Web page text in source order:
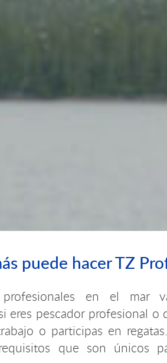
puede hacer TZ
en el mar
eres pescador profesional o
o participas en
que son únicos